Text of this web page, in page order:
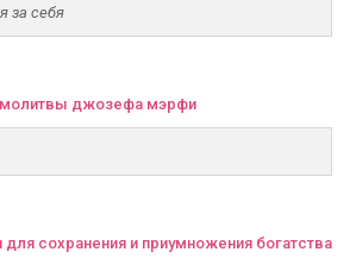
за себя
джозефа мэрфи
для сохранения и приумножения богатства